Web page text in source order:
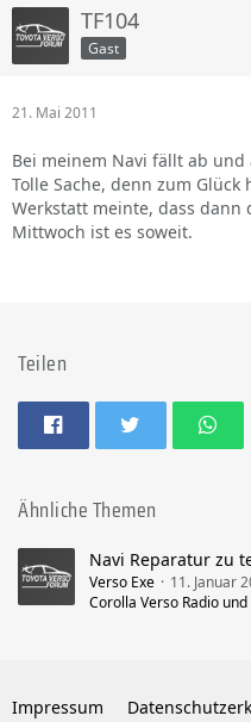
TF104
Gast
21. Mai 2011
Bei meinem Navi fällt ab
Tolle Sache, denn zum
Werkstatt meinte, dass dann
Mittwoch ist es soweit.
Teilen
Ähnliche Themen
Navi Reparatur zu
Verso Exe
11. Januar
Corolla Verso Radio
Impressum